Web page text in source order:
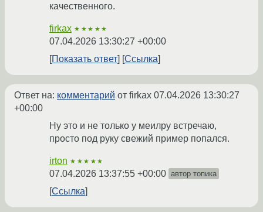
качественного.
firkax ★★★★★
07.04.2026 13:30:27 +00:00
Показать ответ
Ссылка
Ответ на: комментарий от firkax 07.04.2026 13:30:27
+00:00
Ну это и не только у меилру встречаю,
просто под руку свежий пример попался.
irton ★★★★★
07.04.2026 13:37:55 +00:00 автор топика
Ссылка